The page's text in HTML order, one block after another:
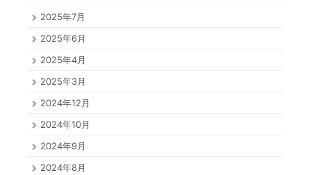
2025年7月
2025年6月
2025年4月
2025年3月
2024年12月
2024年10月
2024年9月
2024年8月